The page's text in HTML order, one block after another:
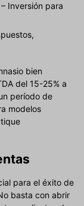
– Inversión para
bien
del 15-25% a
período de
modelos
para el éxito de
basta con abrir